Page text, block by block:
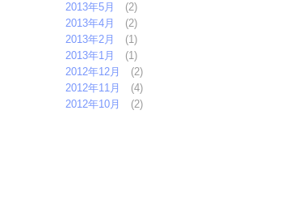
2013年5月
(2)
2013年4月
(2)
2013年2月
(1)
2013年1月
(1)
2012年12月
(2)
2012年11月
(4)
2012年10月
(2)